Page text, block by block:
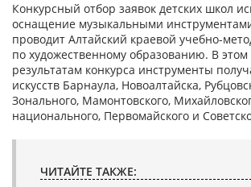
Конкурсный отбор заявок детских школ
оснащение музыкальными
проводит Алтайский краевой учебно-
по художественному образованию. В этом
результатам конкурса инструменты
искусств Барнаула, Новоалтайска,
Зонального, Мамонтовского,
национального, Первомайского и
ЧИТАЙТЕ ТАКЖЕ: